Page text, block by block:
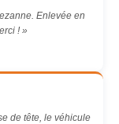
Enlevée en
! »
de tête, le véhicule